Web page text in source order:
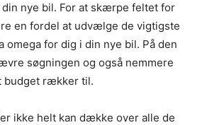
nye bil. For at skærpe feltet for
en fordel at udvælge de vigtigste
omega for dig i din nye bil. På den
søgningen og også nemmere
budget rækker til.
ikke helt kan dække over alle de